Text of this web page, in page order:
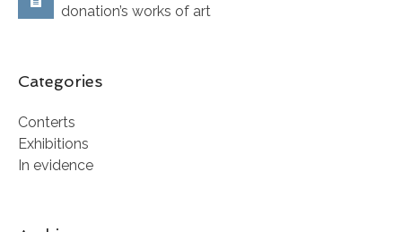
donation’s works of art
Categories
Conterts
Exhibitions
In evidence